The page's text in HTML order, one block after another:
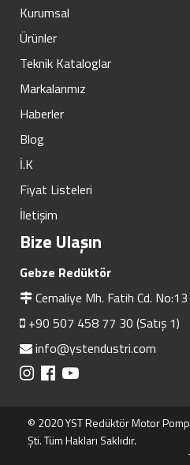
Kurumsal
Ürünler
Teknik Kataloglar
Markalarımız
Haberler
Blog
İ.K
Fiyat Listeleri
İletişim
Bize Ulaşın
Gebze Redüktör
Cemaliye Mh. Fatih Cd.
+90 507 458 77 30 (Satış 1)
info@ystendustri.com
© 2020 YST Redüktör Motor
Şti. Tüm Hakları Saklıdır.